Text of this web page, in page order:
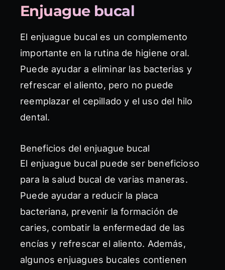
Enjuague bucal
El enjuague bucal es un complemento
importante en la rutina de higiene oral.
Puede ayudar a eliminar las bacterias y
refrescar el aliento, pero no puede
reemplazar el cepillado y el uso del hilo
dental.
Beneficios del enjuague bucal
El enjuague bucal puede ser beneficioso
para la salud bucal de varias maneras.
Puede ayudar a reducir la placa
bacteriana, prevenir la formación de
caries, combatir la enfermedad de las
encías y refrescar el aliento. Además,
algunos enjuagues bucales contienen